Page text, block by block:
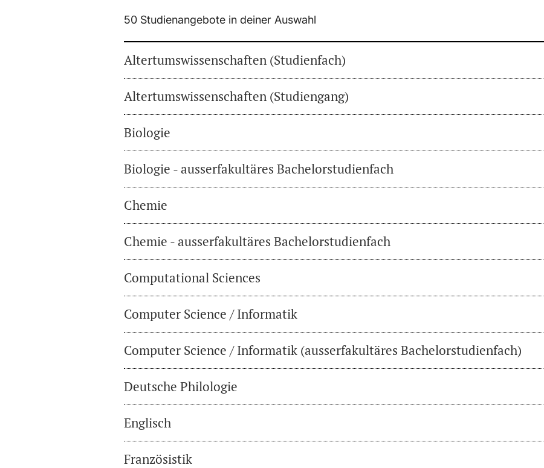
50 Studienangebote in deiner Auswahl
Altertumswissenschaften (Studienfach)
Altertumswissenschaften (Studiengang)
Biologie
Biologie - ausserfakultäres Bachelorstudienfach
Chemie
Chemie - ausserfakultäres Bachelorstudienfach
Computational Sciences
Computer Science / Informatik
Computer Science / Informatik (ausserfakultäres Bachelorstudienfach)
Deutsche Philologie
Englisch
Französistik